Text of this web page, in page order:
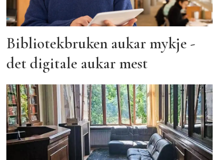
Bibliotekbruken aukar mykje -
det digitale aukar mest